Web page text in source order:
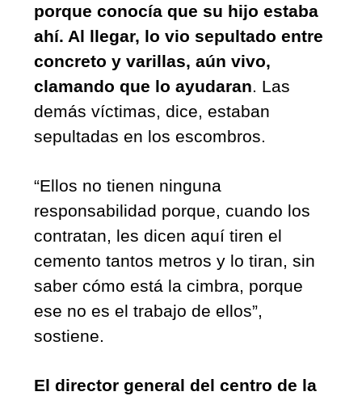
porque conocía que su hijo estaba
ahí. Al llegar, lo vio sepultado entre
concreto y varillas, aún vivo,
clamando que lo ayudaran. Las
demás víctimas, dice, estaban
sepultadas en los escombros.
“Ellos no tienen ninguna
responsabilidad porque, cuando los
contratan, les dicen aquí tiren el
cemento tantos metros y lo tiran, sin
saber cómo está la cimbra, porque
ese no es el trabajo de ellos”,
sostiene.
El director general del centro de la